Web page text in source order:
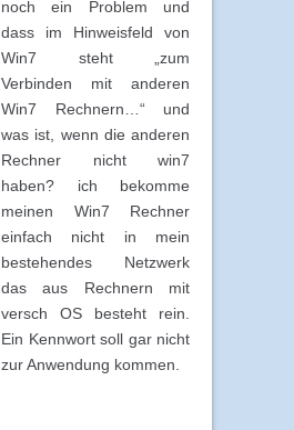
noch ein Problem und
dass im Hinweisfeld von
Win7 steht „zum
Verbinden mit anderen
Win7 Rechnern…“ und
was ist, wenn die anderen
Rechner nicht win7
haben? ich bekomme
meinen Win7 Rechner
einfach nicht in mein
bestehendes Netzwerk
das aus Rechnern mit
versch OS besteht rein.
Ein Kennwort soll gar nicht
zur Anwendung kommen.